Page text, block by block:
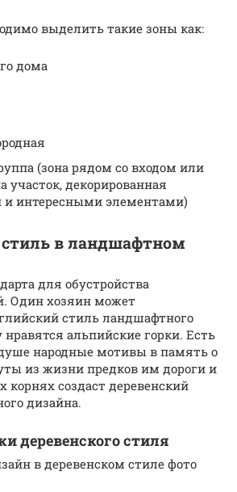
выделить такие зоны как:
дома
(зона рядом со входом или
участок, декорированная
интересными элементами)
в ландшафтном
для обустройства
Один хозяин может
стиль ландшафтного
альпийские горки. Есть
народные мотивы в память о
из жизни предков им дороги и
корнях создаст деревенский
дизайна.
деревенского стиля
в деревенском стиле фото